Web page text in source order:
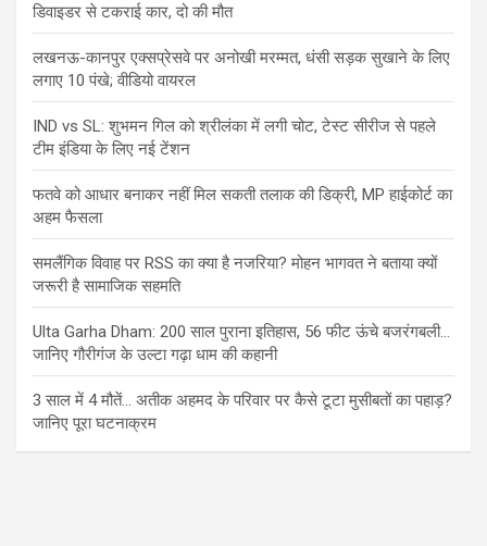
डिवाइडर से टकराई कार, दो की मौत
लखनऊ-कानपुर एक्सप्रेसवे पर अनोखी मरम्मत, धंसी सड़क सुखाने के लिए
लगाए 10 पंखे; वीडियो वायरल
IND vs SL: शुभमन गिल को श्रीलंका में लगी चोट, टेस्ट सीरीज से पहले
टीम इंडिया के लिए नई टेंशन
फतवे को आधार बनाकर नहीं मिल सकती तलाक की डिक्री, MP हाईकोर्ट का
अहम फैसला
समलैंगिक विवाह पर RSS का क्या है नजरिया? मोहन भागवत ने बताया क्यों
जरूरी है सामाजिक सहमति
Ulta Garha Dham: 200 साल पुराना इतिहास, 56 फीट ऊंचे बजरंगबली…
जानिए गौरीगंज के उल्टा गढ़ा धाम की कहानी
3 साल में 4 मौतें… अतीक अहमद के परिवार पर कैसे टूटा मुसीबतों का पहाड़?
जानिए पूरा घटनाक्रम